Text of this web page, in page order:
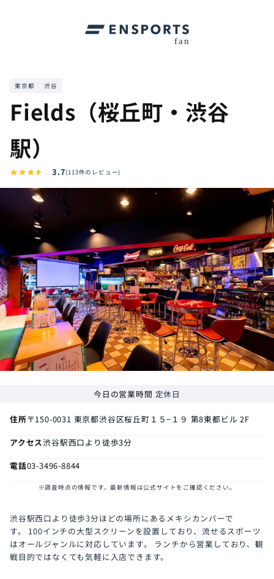
東京都 渋谷
Fields（桜丘町・渋谷
駅）
★★★★ ☆3.7(113件のレビュー)
今日の営業時間 定休日
住所〒150-0031 東京都渋谷区桜丘町１５−１９ 第8東都ビル 2F
アクセス渋谷駅西口より徒歩3分
電話03-3496-8844
※調査時点の情報です。最新情報は公式サイトをご確認ください。
渋谷駅西口より徒歩3分ほどの場所にあるメキシカンバーで
す。 100インチの大型スクリーンを設置しており、流せるスポーツ
はオールジャンルに対応しています。 ランチから営業しており、観
戦目的ではなくても気軽に入店できます。